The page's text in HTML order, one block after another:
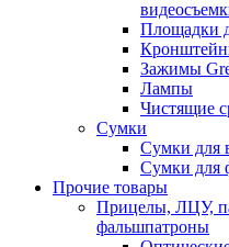
Площадки
Зажимы
Лампы
Чистящие
Сумки
Сумки для
Сумки для
Прочие товары
Прицелы, ЛЦУ,
фальшпатроны